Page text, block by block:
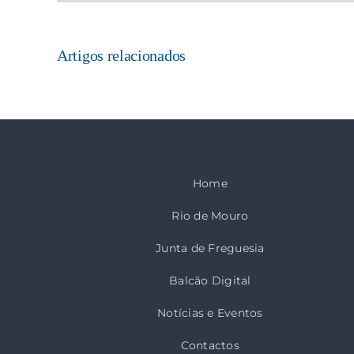
Artigos relacionados
Home
Rio de Mouro
Junta de Freguesia
Balcão Digital
Notícias e Eventos
Contactos